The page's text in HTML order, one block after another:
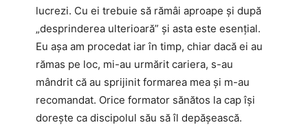
lucrezi. Cu ei trebuie să rămâi aproape și după
„desprinderea ulterioară” și asta este esențial.
Eu așa am procedat iar în timp, chiar dacă ei au
rămas pe loc, mi-au urmărit cariera, s-au
mândrit că au sprijinit formarea mea și m-au
recomandat. Orice formator sănătos la cap își
dorește ca discipolul său să îl depășească.